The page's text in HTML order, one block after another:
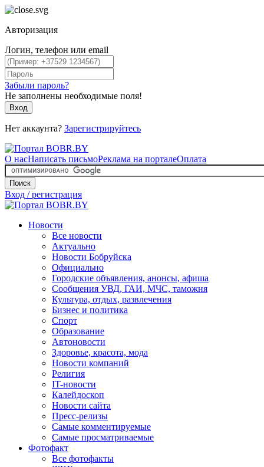
Авторизация
Логин, телефон или email
Забыли пароль?
Не заполнены необходимые поля!
Вход
Нет аккаунта? Зарегистрируйтесь
О насНаписать письмоРеклама на порталеОплата
Поиск
Вход / регистрация
Новости
Все новости
Актуально
Новости Бобруйска
Официально
Городские объявления, анонсы, афиша
Сообщения УВД, ГАИ, МЧС, таможня
Культура, отдых, развлечения
Бизнес и политика
Спорт
Образование
Автоновости
Здоровье, красота, мода
Новости компаний
Религия
IT-новости
Калейдоскоп
Новости сайта
Пресс-релизы
Самые комментируемые
Самые просматриваемые
Фотофакт
Все фотофакты